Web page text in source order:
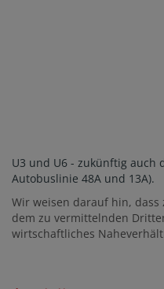
U3 und U6 - zukünftig auch
Autobuslinie 48A und 13A).
Wir weisen darauf hin,
dem zu vermittelnden
wirtschaftliches